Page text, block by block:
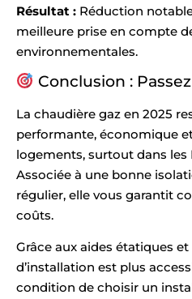
Résultat : Réduction
meilleure prise en compte
environnementales.
Conclusion :
La chaudière gaz en 2025
performante, économique
logements, surtout dans les
Associée à une bonne
régulier, elle vous garantit
coûts.
Grâce aux aides étatiques
d’installation est plus
condition de choisir un